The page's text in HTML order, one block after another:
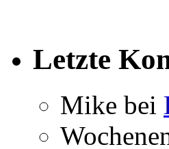
Letzte
Mike bei